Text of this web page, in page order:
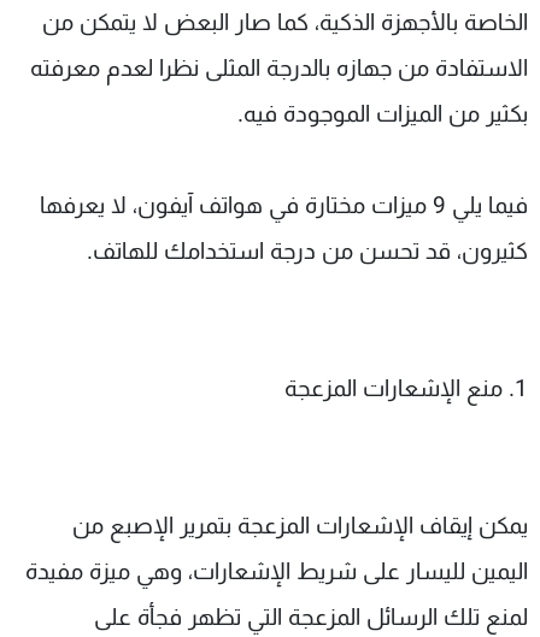
الخاصة بالأجهزة الذكية، كما صار البعض لا يتمكن من
الاستفادة من جهازه بالدرجة المثلى نظرا لعدم معرفته
بكثير من الميزات الموجودة فيه.
فيما يلي 9 ميزات مختارة في هواتف آيفون، لا يعرفها
كثيرون، قد تحسن من درجة استخدامك للهاتف.
1. منع الإشعارات المزعجة
يمكن إيقاف الإشعارات المزعجة بتمرير الإصبع من
اليمين لليسار على شريط الإشعارات، وهي ميزة مفيدة
لمنع تلك الرسائل المزعجة التي تظهر فجأة على
عن MTV
لاعلاناتكم
وظائف
تواصل معنا
شروط الإسـتخدام